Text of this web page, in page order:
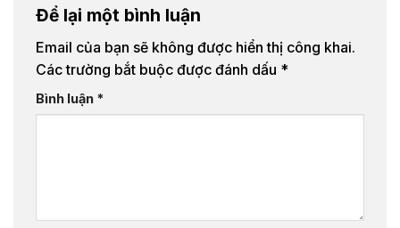
Để lại một bình luận
Email của bạn sẽ không được hiển thị công khai.
Các trường bắt buộc được đánh dấu *
Bình luận *